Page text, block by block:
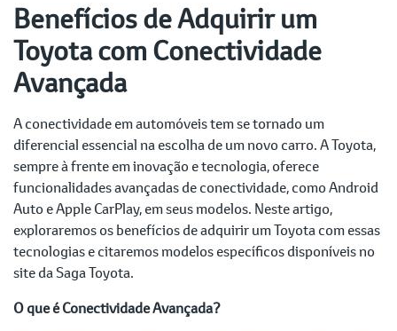
Benefícios de Adquirir um
Toyota com Conectividade
Avançada
A conectividade em automóveis tem se tornado um
diferencial essencial na escolha de um novo carro. A Toyota,
sempre à frente em inovação e tecnologia, oferece
funcionalidades avançadas de conectividade, como Android
Auto e Apple CarPlay, em seus modelos. Neste artigo,
exploraremos os benefícios de adquirir um Toyota com essas
tecnologias e citaremos modelos específicos disponíveis no
site da Saga Toyota.
O que é Conectividade Avançada?